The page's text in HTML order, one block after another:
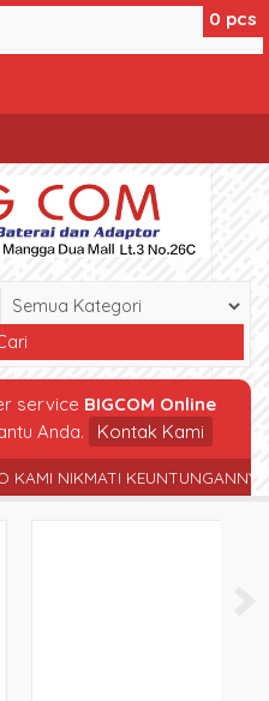
service BIGCOM Online
Anda.
Kontak Kami
NIKMATI KEUNTUNGANNYA
0 pcs